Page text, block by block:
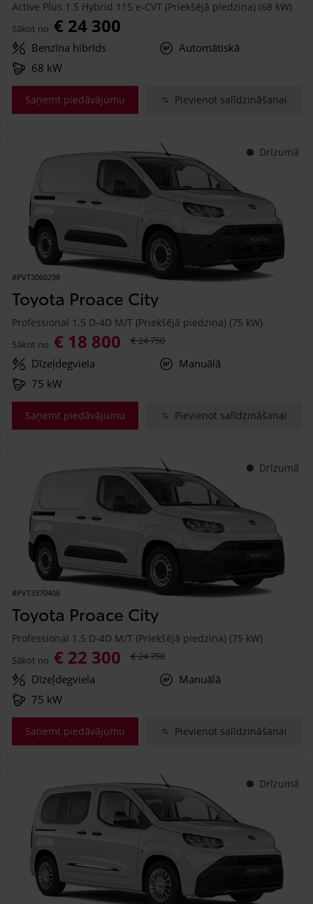
Active Plus 1.5 Hybrid 115 e-CVT (Priekšējā piedziņa) (68 kW)
Sākot no € 24 300
Benzīna hibrīds
Automātiskā
68 kW
Saņemt piedāvājumu Pievienot salīdzināšanai
Drīzumā
#PVT3060298
Toyota Proace City
Professional 1.5 D-4D M/T (Priekšējā piedziņa) (75 kW)
Sākot no € 18 800 € 24 750
Dīzeļdegviela
Manuālā
75 kW
Saņemt piedāvājumu Pievienot salīdzināšanai
Drīzumā
#PVT3370406
Toyota Proace City
Professional 1.5 D-4D M/T (Priekšējā piedziņa) (75 kW)
Sākot no € 22 300 € 24 750
Dīzeļdegviela
Manuālā
75 kW
Saņemt piedāvājumu Pievienot salīdzināšanai
Drīzumā